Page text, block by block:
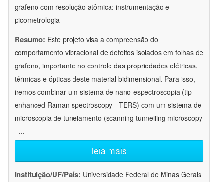
grafeno com resolução atômica: instrumentação e
picometrologia
Resumo: Este projeto visa a compreensão do
comportamento vibracional de defeitos isolados em folhas de
grafeno, importante no controle das propriedades elétricas,
térmicas e ópticas deste material bidimensional. Para isso,
iremos combinar um sistema de nano-espectroscopia (tip-
enhanced Raman spectroscopy - TERS) com um sistema de
microscopia de tunelamento (scanning tunnelling microscopy
- ...
leia mais
Instituição/UF/País: Universidade Federal de Minas Gerais